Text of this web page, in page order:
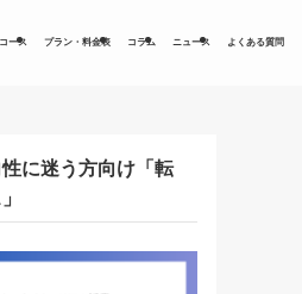
ース プラン・料金表 コラム ニュース よくある質問
に迷う方向け「転